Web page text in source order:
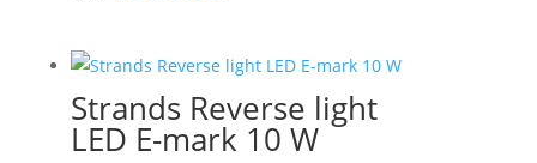
Strands Reverse light
LED E-mark 10 W